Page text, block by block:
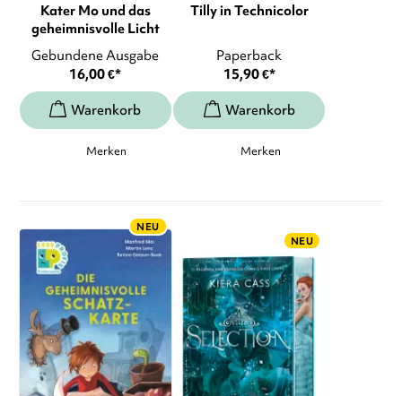
Kater Mo und das
geheimnisvolle Licht
Gebundene Ausgabe
16,00€*
Merken
Tilly in Technicolor
Paperback
15,90€*
Merken
NEU
NEU